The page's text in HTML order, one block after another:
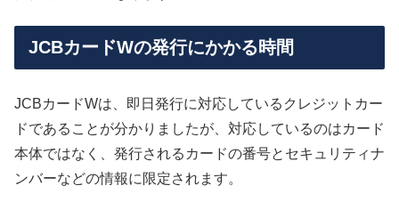
JCBカードWの発行にかかる時間
JCBカードWは、即日発行に対応しているクレジットカー
ドであることが分かりましたが、対応しているのはカード
本体ではなく、発行されるカードの番号とセキュリティナ
ンバーなどの情報に限定されます。